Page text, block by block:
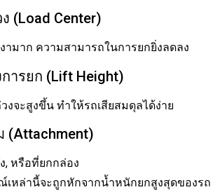
(Load Center)
ามาก ความสามารถในการยกยิ่งลดลง
ารยก (Lift Height)
งจะสูงขึ้น ทำให้รถเสียสมดุลได้ง่าย
(Attachment)
, หรือที่ยกกล่อง
หล่านี้จะถูกหักจากน้ำหนักยกสูงสุดของรถ